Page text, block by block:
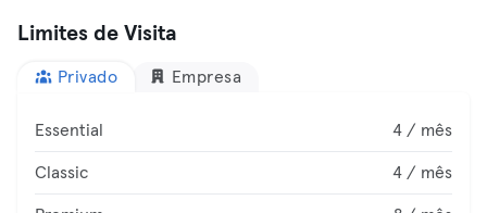
Limites de Visita
Privado Empresa
Essential 4 / mês
Classic 4 / mês